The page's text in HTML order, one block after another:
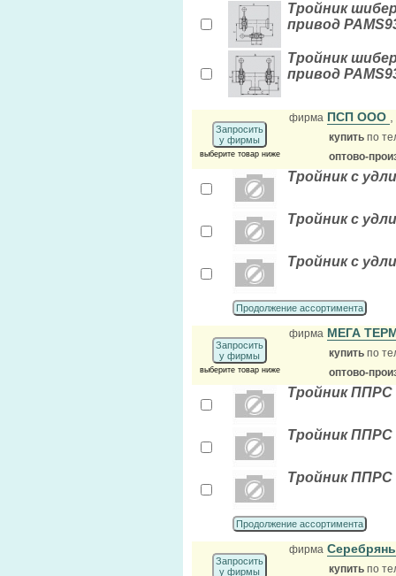
Тройник
привод
Тройник
привод
Запросить
у фирмы
выберите товар ниже
фирма ПСП ООО
купить по
оптово-
Тройник с
Тройник с
Тройник с
Продолжение ассортимента
Запросить
у фирмы
выберите товар ниже
фирма МЕГА
купить по
оптово-
Тройник ППРС
Тройник ППРС
Тройник ППРС
Продолжение ассортимента
Запросить
у фирмы
фирма
купить по